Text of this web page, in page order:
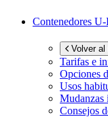
Contenedores U-
Volver al
Tarifas e
Opciones
Usos
Mudanzas
Consejos